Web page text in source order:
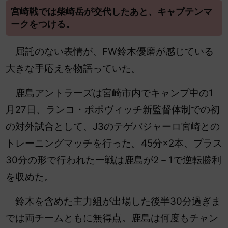
宮崎戦では柴崎岳が交代したあと、キャプテンマ
ークをつける。
屈託のない表情が、FW鈴木優磨が感じている
大きな手応えを物語っていた。
鹿島アントラーズは宮崎市内でキャンプ中の1
月27日、ランコ・ポポヴィッチ新監督体制での初
の対外試合として、J3のテゲバジャーロ宮崎との
トレーニングマッチを行った。45分×2本、プラス
30分の形で行われた一戦は鹿島が2－1で逆転勝利
を収めた。
鈴木を含めた主力組が出場した後半30分過ぎま
では両チームともに無得点。鹿島は何度もチャン